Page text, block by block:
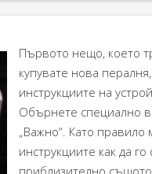
Първото нещо, което
купувате нова
инструкциите на
Обърнете специално
„Важно“. Като
инструкциите как да
приблизително